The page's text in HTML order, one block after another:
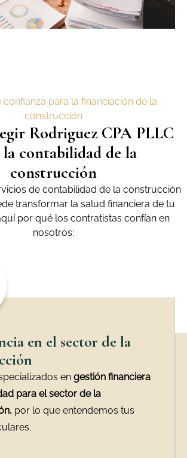
confianza para la financiación de la
construcción
Rodriguez CPA PLLC
contabilidad de la
construcción
de contabilidad de la construcción
transformar la salud financiera de tu
por qué los contratistas confían en
nosotros:
en el sector de la
en gestión financiera
para el sector de la
por lo que entendemos tus